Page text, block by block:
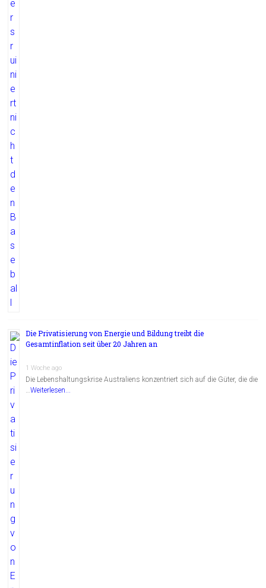
Die Privatisierung von Energie und Bildung treibt die
Gesamtinflation seit über 20 Jahren an
1 Woche ago
Die Lebenshaltungskrise Australiens konzentriert sich auf die Güter, die die
…Weiterlesen...